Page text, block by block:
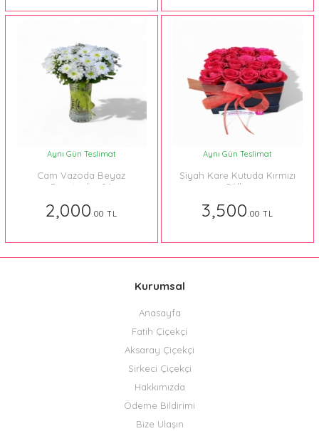
Aynı Gün Teslimat
Cam Vazoda Beyaz
Papatyalar 04
2,000.00 TL
Aynı Gün Teslimat
Siyah Kare Kutuda Kırmızı
Güller
3,500.00 TL
Kurumsal
Anasayfa
Fatih Çiçekçi
Aksaray Çiçekçi
Sirkeci Çiçekçi
Hakkımızda
Ödeme Bildirimi
Bize Ulaşın